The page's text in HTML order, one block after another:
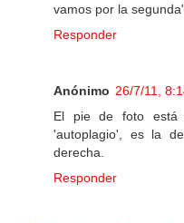
vamos por la
Responder
Anónimo 26/7/11,
El pie de foto está
'autoplagio', es la
derecha.
Responder